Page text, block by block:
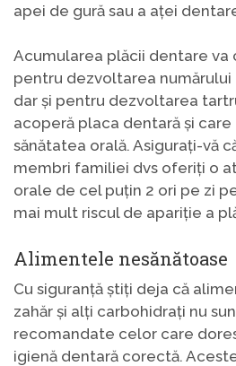
apei de gură sau a aței
Acumularea plăcii dentare va
pentru dezvoltarea
dar și pentru dezvoltarea
acoperă placa dentară și
sănătatea orală. Asigurați-vă
membri familiei dvs oferiți o
orale de cel puțin 2 ori pe zi
mai mult riscul de apariție a
Alimentele nesănătoase
Cu siguranță știți deja că
zahăr și alți carbohidrați nu
recomandate celor care
igienă dentară corectă.